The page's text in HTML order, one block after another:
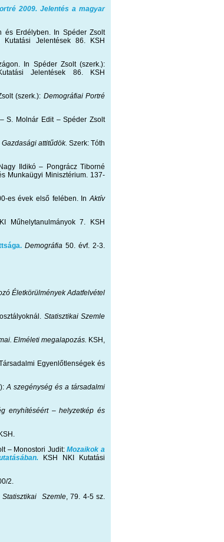
2009. Jelentés a magyar
és Erdélyben. In Spéder Zsolt
Kutatási Jelentések 86. KSH
In Spéder Zsolt (szerk.):
Jelentések 86. KSH
(szerk.): Demográfiai Portré
S. Molnár Edit – Spéder Zsolt
attitűdök. Szerk: Tóth
Ildikó – Pongrácz Tiborné
Munkaügyi Minisztérium. 137-
es évek első felében. InAktív
Műhelytanulmányok 7. KSH
Demográfia 50. évf. 2-3.
Életkörülmények Adatfelvétel
Statisztikai Szemle
Elméleti megalapozás. KSH,
Egyenlőtlenségek és
A szegénység és a társadalmi
enyhítéséért – helyzetkép és
– Monostori Judit:Mozaikok a
KSH NKI Kutatási
2.
Statisztikai Szemle, 79. 4-5 sz.